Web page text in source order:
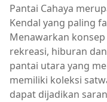
Pantai Cahaya
Kendal yang paling
Menawarkan
rekreasi, hiburan
pantai utara yang
memiliki koleksi
dapat dijadikan